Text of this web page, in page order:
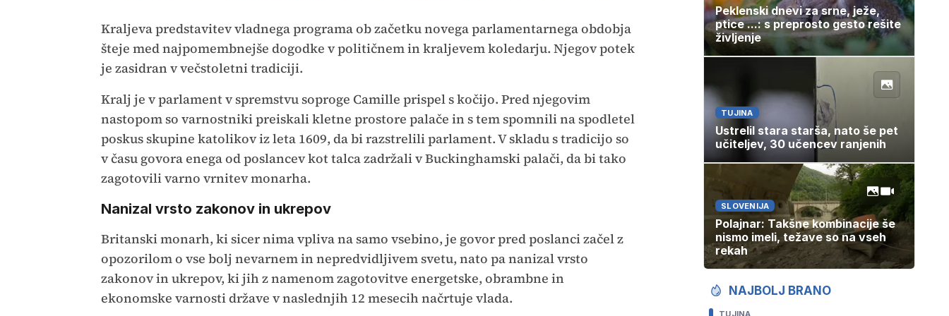
Kraljeva predstavitev vladnega programa ob začetku novega parlamentarnega obdobja
šteje med najpomembnejše dogodke v političnem in kraljevem koledarju. Njegov potek
je zasidran v večstoletni tradiciji.
Kralj je v parlament v spremstvu soproge Camille prispel s kočijo. Pred njegovim
nastopom so varnostniki preiskali kletne prostore palače in s tem spomnili na spodletel
poskus skupine katolikov iz leta 1609, da bi razstrelili parlament. V skladu s tradicijo so
v času govora enega od poslancev kot talca zadržali v Buckinghamski palači, da bi tako
zagotovili varno vrnitev monarha.
Nanizal vrsto zakonov in ukrepov
Britanski monarh, ki sicer nima vpliva na samo vsebino, je govor pred poslanci začel z
opozorilom o vse bolj nevarnem in nepredvidljivem svetu, nato pa nanizal vrsto
zakonov in ukrepov, ki jih z namenom zagotovitve energetske, obrambne in
ekonomske varnosti države v naslednjih 12 mesecih načrtuje vlada.
Peklenski dnevi za srne, ježe,
ptice ...: s preprosto gesto rešite
življenje
TUJINA
Ustrelil stara starša, nato še pet
učiteljev, 30 učencev ranjenih
SLOVENIJA
Polajnar: Takšne kombinacije še
nismo imeli, težave so na vseh
rekah
NAJBOLJ BRANO